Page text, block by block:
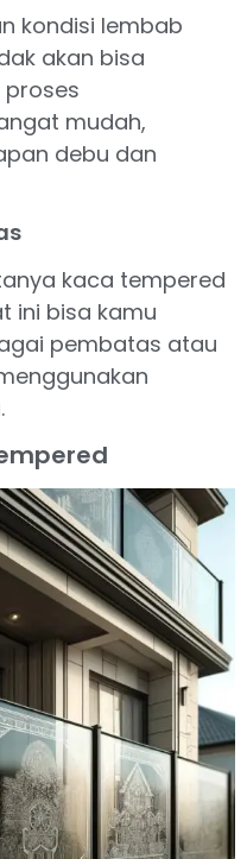
kondisi lembab
akan bisa
proses
mudah,
debu dan
kaca tempered
ini bisa kamu
pembatas atau